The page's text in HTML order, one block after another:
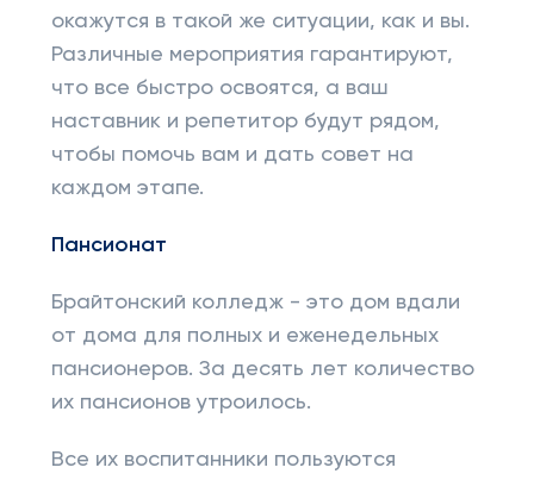
окажутся в такой же ситуации, как и вы.
Различные мероприятия гарантируют,
что все быстро освоятся, а ваш
наставник и репетитор будут рядом,
чтобы помочь вам и дать совет на
каждом этапе.
Пансионат
Брайтонский колледж - это дом вдали
от дома для полных и еженедельных
пансионеров. За десять лет количество
их пансионов утроилось.
Все их воспитанники пользуются